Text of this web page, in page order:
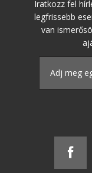
Iratkozz fel
legfrissebb
van